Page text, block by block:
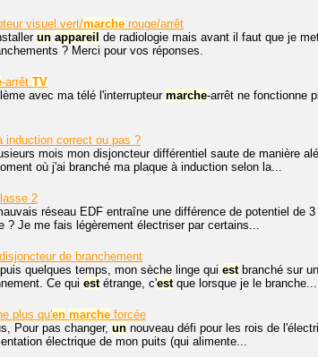
visuel vert/marche rouge/arrêt
un appareil de radiologie mais avant il faut que je
? Merci pour vos réponses.
-arrêt TV
avec ma télé l'interrupteur marche-arrêt ne fonctionne
induction correct ou pas ?
mois mon disjoncteur différentiel saute de manière
où j'ai branché ma plaque à induction selon la...
2
réseau EDF entraîne une différence de potentiel de
? Je me fais légèrement électriser par certains...
de branchement
quelques temps, mon sèche linge qui estbranché sur
Ce qui estétrange, c'estque lorsque je le branche...
plus qu'en marche forcée
Pour pas changer, un nouveau défi pour les rois de
électrique de mon puits (qui alimente...